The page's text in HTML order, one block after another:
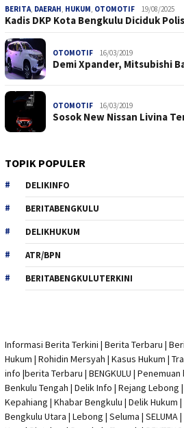
BERITA, DAERAH, HUKUM, OTOMOTIF 19/08/2025
Kadis DKP Kota Bengkulu Diciduk
OTOMOTIF 16/03/2019
Demi Xpander, Mitsubishi
OTOMOTIF 16/03/2019
Sosok New Nissan Livina
TOPIK POPULER
DELIKINFO
BERITABENGKULU
DELIKHUKUM
ATR/BPN
BERITABENGKULUTERKINI
Informasi Berita Terkini | Berita Terbaru |
Hukum | Rohidin Mersyah | Kasus Hukum |
info |berita Terbaru | BENGKULU | Penemuan
Benkulu Tengah | Delik Info | Rejang Lebong
Kepahiang | Khabar Bengkulu | Delik Hukum |
Bengkulu Utara | Lebong | Seluma | SELUMA